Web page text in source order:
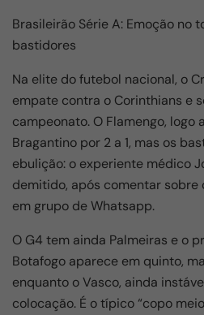
Brasileirão Série A: Emoção no
bastidores
Na elite do futebol nacional, o
empate contra o Corinthians e
campeonato. O Flamengo, logo
Bragantino por 2 a 1, mas os
ebulição: o experiente médico
demitido, após comentar sobre
em grupo de Whatsapp.
O G4 tem ainda Palmeiras e o
Botafogo aparece em quinto,
enquanto o Vasco, ainda
colocação. É o típico “copo